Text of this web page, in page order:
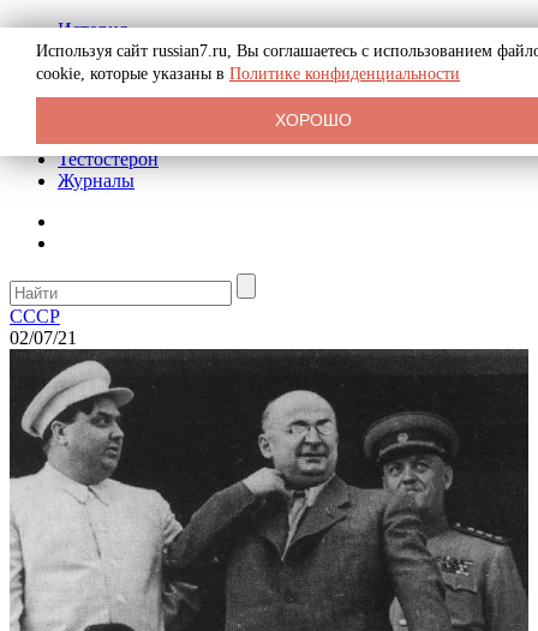
История
Биография
Криминал
Реклама на сайте
Тестостерон
Журналы
СССР
02/07/21
Используя сайт russian7.ru, Вы соглашаетесь с использованием
cookie, которые указаны в Политике конфиденциальности
ХОРОШО